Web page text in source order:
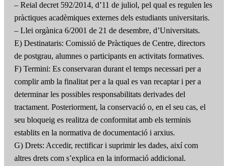
– Reial decret 592/2014, d’11 de juliol, pel qual es regulen les
pràctiques acadèmiques externes dels estudiants universitaris.
– Llei orgànica 6/2001 de 21 de desembre, d’Universitats.
E) Destinataris: Comissió de Pràctiques de Centre, directors
de postgrau, alumnes o participants en activitats formatives.
F) Termini: Es conservaran durant el temps necessari per a
complir amb la finalitat per a la qual es van recaptar i per a
determinar les possibles responsabilitats derivades del
tractament. Posteriorment, la conservació o, en el seu cas, el
seu bloqueig es realitza de conformitat amb els terminis
establits en la normativa de documentació i arxius.
G) Drets: Accedir, rectificar i suprimir les dades, així com
altres drets com s’explica en la informació addicional.